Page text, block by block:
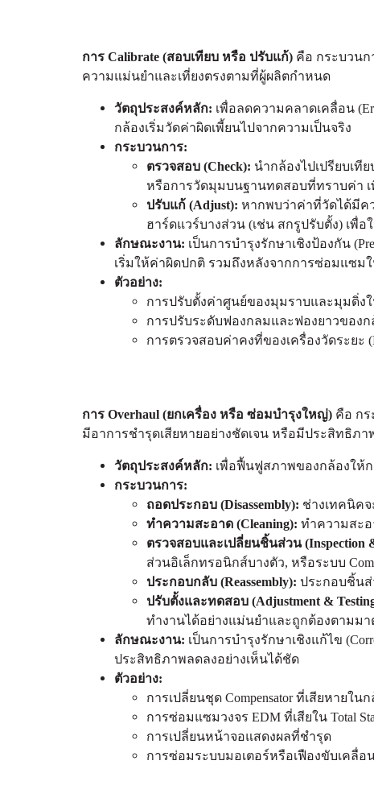
การ Calibrate (สอบเทียบ หรือ ปรับแก้) คือ กระบวนก
ความแม่นยำและเที่ยงตรงตามที่ผู้ผลิตกำหนด
วัตถุประสงค์หลัก: เพื่อลดความคลาดเคลื่อน
กล้องเริ่มวัดค่าผิดเพี้ยนไปจากความเป็นจริง
กระบวนการ:
ตรวจสอบ (Check): นำกล้องไปเปรียบเที
หรือการวัดมุมบนฐานทดสอบที่ทราบค่า
ปรับแก้ (Adjust): หากพบว่าค่าที่วัดได้มีค
ฮาร์ดแวร์บางส่วน (เช่น สกรูปรับตั้ง) เพื่
ลักษณะงาน: เป็นการบำรุงรักษาเชิงป้องกัน
เริ่มให้ค่าผิดปกติ รวมถึงหลังจากการซ่อมแซม
ตัวอย่าง:
การปรับตั้งค่าศูนย์ของมุมราบและมุมดิ่งใน
การปรับระดับฟองกลมและฟองยาวของก
การตรวจสอบค่าคงที่ของเครื่องวัดระยะ
การ Overhaul (ยกเครื่อง หรือ ซ่อมบำรุงใหญ่) คือ กร
มีอาการชำรุดเสียหายอย่างชัดเจน หรือมีประสิทธิภ
วัตถุประสงค์หลัก: เพื่อฟื้นฟูสภาพของกล้องให้
กระบวนการ:
ถอดประกอบ (Disassembly): ช่างเทคนิค
ทำความสะอาด (Cleaning): ทำความสะ
ตรวจสอบและเปลี่ยนชิ้นส่วน (Inspection
ส่วนอิเล็กทรอนิกส์บางตัว, หรือระบบ
ประกอบกลับ (Reassembly): ประกอบชิ้น
ปรับตั้งและทดสอบ (Adjustment &
ทำงานได้อย่างแม่นยำและถูกต้องตามมา
ลักษณะงาน: เป็นการบำรุงรักษาเชิงแก้ไข
ประสิทธิภาพลดลงอย่างเห็นได้ชัด
ตัวอย่าง:
การเปลี่ยนชุด Compensator ที่เสียหายใน
การซ่อมแซมวงจร EDM ที่เสียใน Total
การเปลี่ยนหน้าจอแสดงผลที่ชำรุด
การซ่อมระบบมอเตอร์หรือเฟืองขับเคลื่อน